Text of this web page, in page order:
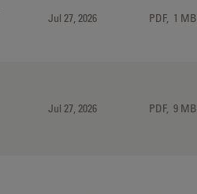
Jul 27, 2026 PDF, 1 MB
Jul 27, 2026 PDF, 9 MB